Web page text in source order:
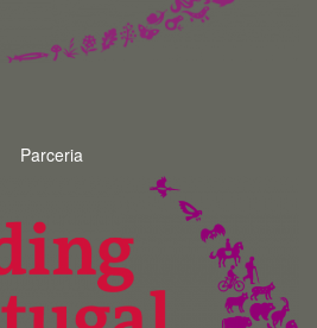
Parceria